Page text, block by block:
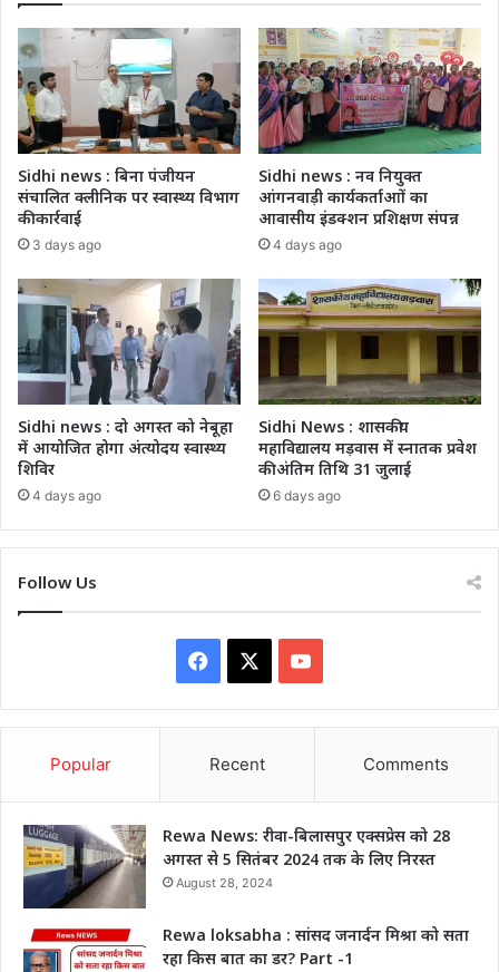
Sidhi news : बिना पंजीयन
संचालित क्लीनिक पर स्वास्थ्य विभाग
की कार्रवाई
3 days ago
Sidhi news : नव नियुक्त
आंगनवाड़ी कार्यकर्ताआों का
आवासीय इंडक्शन प्रशिक्षण संपन्न
4 days ago
Sidhi news : दो अगस्त को नेबूहा
में आयोजित होगा अंत्योदय स्वास्थ्य
शिविर
4 days ago
Sidhi News : शासकीय
महाविद्यालय मड़वास में स्नातक प्रवेश
की अंतिम तिथि 31 जुलाई
6 days ago
Follow Us
Facebook YouTube
Popular Recent Comments
Rewa News: रीवा-बिलासपुर एक्सप्रेस को 28
अगस्त से 5 सितंबर 2024 तक के लिए निरस्त
August 28, 2024
Rewa loksabha : सांसद जनार्दन मिश्रा को सता
रहा किस बात का डर? Part -1